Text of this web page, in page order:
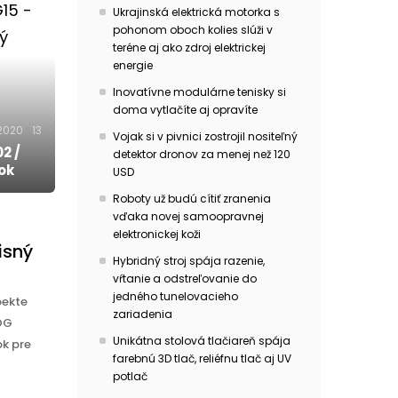
13
/
pre
Ukrajinská elektrická motorka s
pohonom oboch kolies slúži v
teréne aj ako zdroj elektrickej
energie
Inovatívne modulárne tenisky si
doma vytlačíte aj opravíte
Vojak si v pivnici zostrojil nositeľný
detektor dronov za menej než 120
USD
Roboty už budú cítiť zranenia
vďaka novej samoopravnej
elektronickej koži
Hybridný stroj spája razenie,
vŕtanie a odstreľovanie do
jedného tunelovacieho
zariadenia
Unikátna stolová tlačiareň spája
farebnú 3D tlač, reliéfnu tlač aj UV
potlač